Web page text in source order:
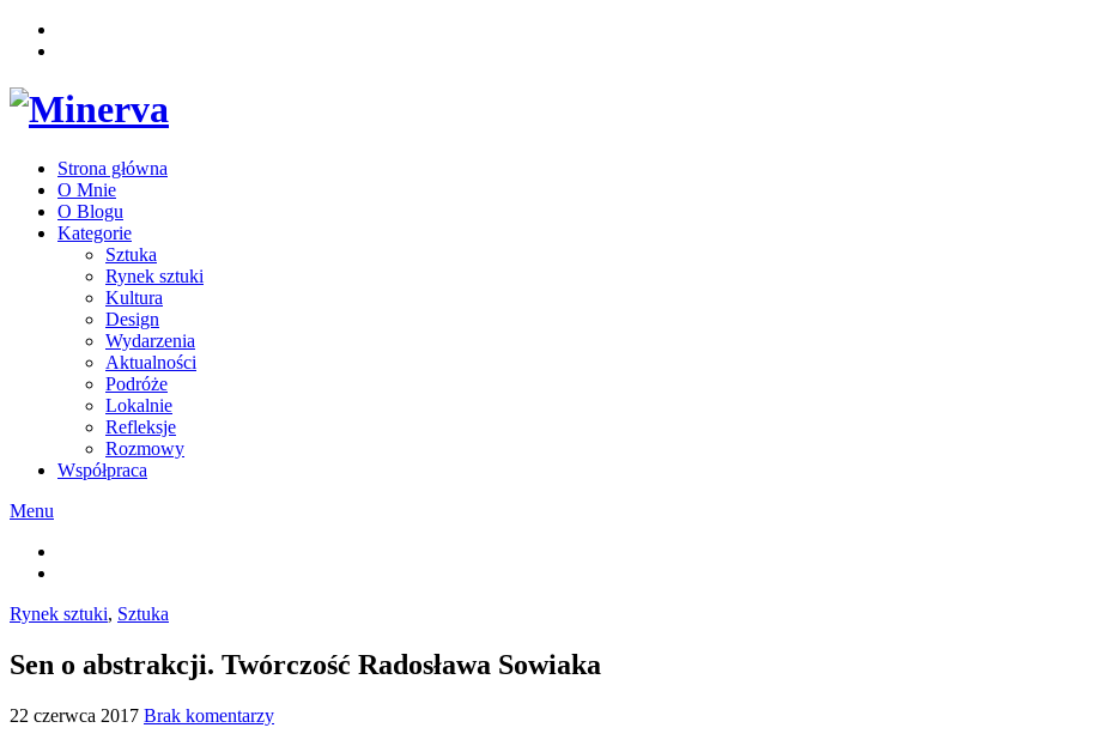
Strona główna
O Mnie
O Blogu
Kategorie
Sztuka
Rynek sztuki
Kultura
Design
Wydarzenia
Aktualności
Podróże
Lokalnie
Refleksje
Rozmowy
Współpraca
Menu
Rynek sztuki, Sztuka
Sen o abstrakcji. Twórczość Radosława Sowiaka
22 czerwca 2017 Brak komentarzy